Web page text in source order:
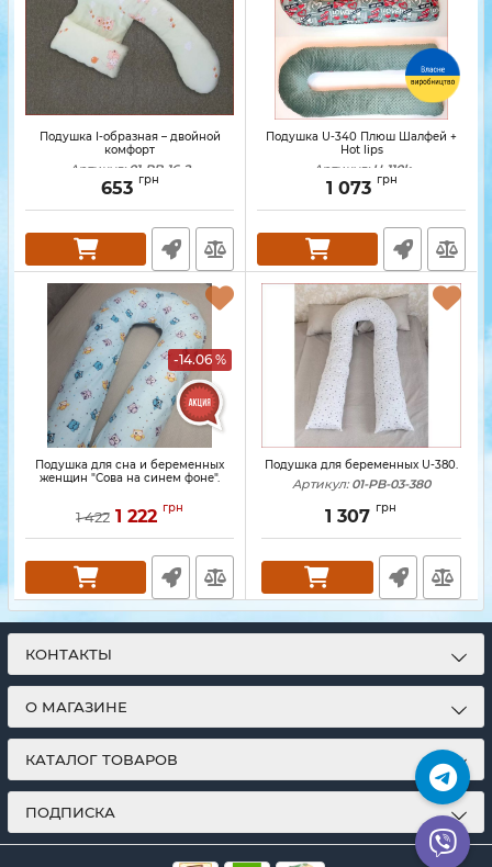
Подушка I-образная – двойной
комфорт
Артикул: 01-PB-16-2
653 грн
Подушка U-340 Плюш Шалфей +
Hot lips
Артикул: U-110k
1 073 грн
-14.06 %
Подушка для сна и беременных
женщин "Сова на синем фоне".
1 422 1 222 грн
Подушка для беременных U-380.
Артикул: 01-PB-03-380
1 307 грн
КОНТАКТЫ
О МАГАЗИНЕ
КАТАЛОГ ТОВАРОВ
ПОДПИСКА